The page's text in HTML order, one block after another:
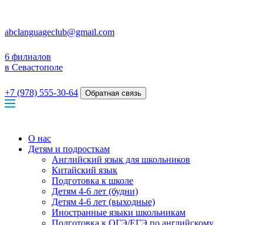
abclanguageclub@gmail.com
6 филиалов
в Севастополе
+7 (978) 555-30-64 Обратная связь
О нас
Детям и подросткам
Английский язык для школьников
Китайский язык
Подготовка к школе
Детям 4-6 лет (будни)
Детям 4-6 лет (выходные)
Иностранные языки школьникам
Подготовка к ОГЭ/ЕГЭ по английскому